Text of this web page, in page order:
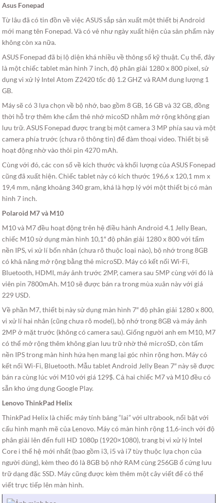
Asus Fonepad
Từ lâu đã có tin đồn về việc ASUS sắp sản xuất một thiết bị Android
mới mang tên Fonepad. Và có vẻ như ngày xuất hiện của sản phẩm này
không còn xa nữa.
ASUS Fonepad đã bị lộ diện khá nhiều về thông số kỹ thuật. Cụ thể, đây
là một chiếc tablet màn hình 7 inch, độ phân giải 1280 x 800 pixel, sử
dụng vi xử lý Intel Atom Z2420 tốc độ 1.2 GHZ và RAM dung lượng 1
GB.
Máy sẽ có 3 lựa chọn về bộ nhớ, bao gồm 8 GB, 16 GB và 32 GB, đồng
thời hỗ trợ thêm khe cắm thẻ nhớ micoSD nhằm mở rộng không gian
lưu trữ. ASUS Fonepad được trang bị một camera 3 MP phía sau và một
camera phía trước (chưa rõ thông tin) để đàm thoại video. Thiết bị sẽ
hoạt động nhờ vào thỏi pin 4270 mAh.
Cùng với đó, các con số về kích thước và khối lượng của ASUS Fonepad
cũng đã xuất hiện. Chiếc tablet này có kích thước 196,6 x 120,1 mm x
19,4 mm, nặng khoảng 340 gram, khá là hợp lý với một thiết bị có màn
hình 7 inch.
Polaroid M7 và M10
M10 và M7 đều hoạt động trên hệ điều hành Android 4.1 Jelly Bean,
chiếc M10 sử dụng màn hình 10,1″ độ phân giải 1280 x 800 với tấm
nền IPS, vi xử lí bốn nhân (chưa rõ thuộc loại nào), bộ nhớ trong 8GB
có khả năng mở rộng bằng thẻ microSD. Máy có kết nối Wi-Fi,
Bluetooth, HDMI, máy ảnh trước 2MP, camera sau 5MP cùng với đó là
viên pin 7800mAh. M10 sẽ được bán ra trong mùa xuân này với giá
229 USD.
Về phần M7, thiết bị này sử dụng màn hình 7″ độ phân giải 1280 x 800,
vi xử lí hai nhân (cũng chưa rõ model), bộ nhớ trong 8GB và máy ảnh
2MP ở mặt trước (không có camera sau). Giống người anh em M10, M7
có thể mở rộng thêm không gian lưu trữ nhờ thẻ microSD, còn tấm
nền IPS trong màn hình hứa hẹn mang lại góc nhìn rộng hơn. Máy có
kết nối Wi-Fi, Bluetooth. Mẫu tablet Android Jelly Bean 7″ này sẽ được
bán ra cùng lúc với M10 với giá 129$. Cả hai chiếc M7 và M10 đều có
sẵn kho ứng dụng Google Play.
Lenovo ThinkPad Helix
ThinkPad Helix là chiếc máy tính bảng “lai” với ultrabook, nổi bật với
cấu hình mạnh mẽ của Lenovo. Máy có màn hình rộng 11,6-inch với độ
phân giải lên đến full HD 1080p (1920×1080), trang bị vi xử lý Intel
Core i thế hệ mới nhất (bao gồm i3, i5 và i7 tùy thuộc lựa chọn của
người dùng), kèm theo đó là 8GB bộ nhớ RAM cùng 256GB ổ cứng lưu
trữ dạng đặc SSD. Máy cũng được kèm thêm một cây viết để có thể
viết trực tiếp lên màn hình.